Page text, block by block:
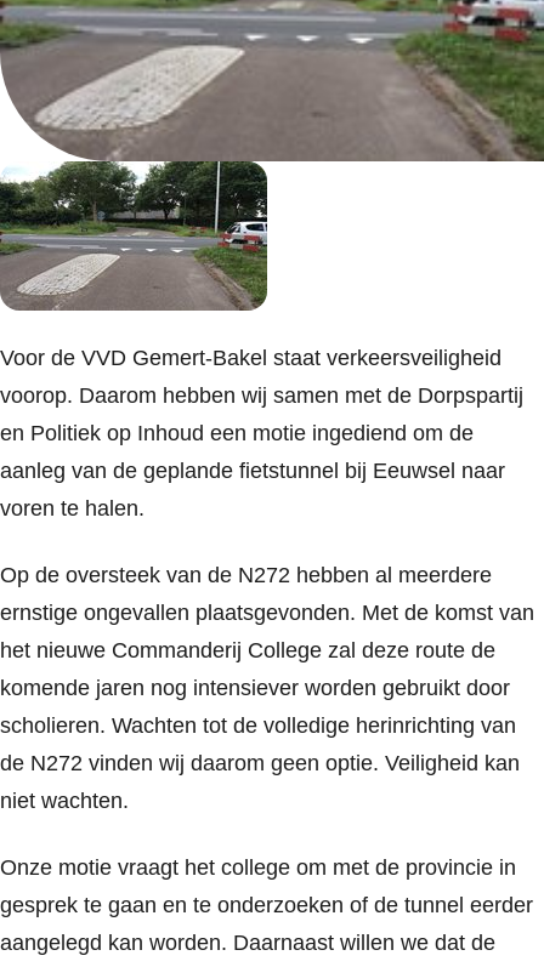
Voor de VVD Gemert-Bakel staat verkeersveiligheid
voorop. Daarom hebben wij samen met de Dorpspartij
en Politiek op Inhoud een motie ingediend om de
aanleg van de geplande fietstunnel bij Eeuwsel naar
voren te halen.
Op de oversteek van de N272 hebben al meerdere
ernstige ongevallen plaatsgevonden. Met de komst van
het nieuwe Commanderij College zal deze route de
komende jaren nog intensiever worden gebruikt door
scholieren. Wachten tot de volledige herinrichting van
de N272 vinden wij daarom geen optie. Veiligheid kan
niet wachten.
Onze motie vraagt het college om met de provincie in
gesprek te gaan en te onderzoeken of de tunnel eerder
aangelegd kan worden. Daarnaast willen we dat de